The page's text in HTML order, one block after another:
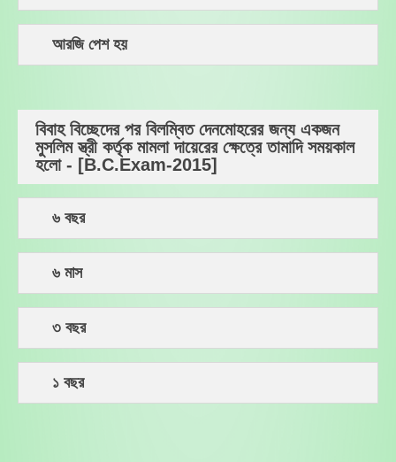
আরজি পেশ হয়
বিবাহ বিচ্ছেদের পর বিলম্বিত দেনমোহরের জন্য একজন
মুসলিম স্ত্রী কর্তৃক মামলা দায়েরের ক্ষেত্রে তামাদি সময়কাল
হলো - [B.C.Exam-2015]
৬ বছর
৬ মাস
৩ বছর
১ বছর